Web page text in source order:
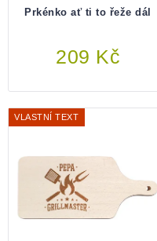
Prkénko ať ti to řeže dál
209 Kč
Do košíku
VLASTNÍ TEXT